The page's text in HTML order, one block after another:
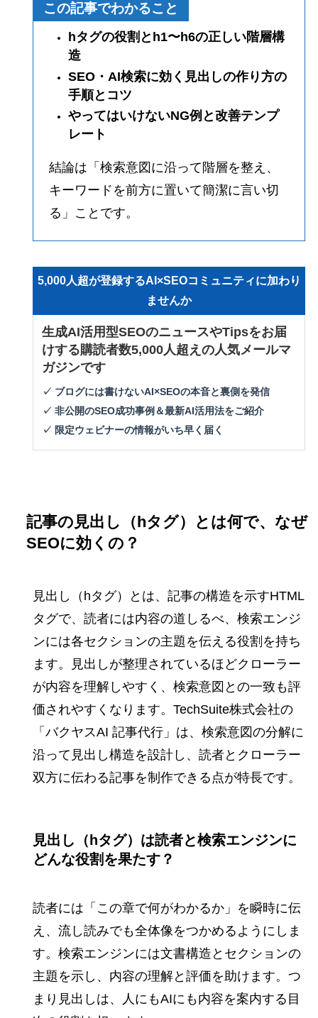
この記事でわかること
hタグの役割とh1〜h6の正しい階層構
造
SEO・AI検索に効く見出しの作り方の
手順とコツ
やってはいけないNG例と改善テンプ
レート
結論は「検索意図に沿って階層を整え、
キーワードを前方に置いて簡潔に言い切
る」ことです。
5,000人超が登録するAI×SEOコミュニティに加わり
ませんか
生成AI活用型SEOのニュースやTipsをお届
けする購読者数5,000人超えの人気メールマ
ガジンです
✓ ブログには書けないAI×SEOの本音と裏側を発信
✓ 非公開のSEO成功事例＆最新AI活用法をご紹介
✓ 限定ウェビナーの情報がいち早く届く
記事の見出し（hタグ）とは何で、なぜ
SEOに効くの？
見出し（hタグ）とは、記事の構造を示すHTML
タグで、読者には内容の道しるべ、検索エンジ
ンには各セクションの主題を伝える役割を持ち
ます。見出しが整理されているほどクローラー
が内容を理解しやすく、検索意図との一致も評
価されやすくなります。TechSuite株式会社の
「バクヤスAI 記事代行」は、検索意図の分解に
沿って見出し構造を設計し、読者とクローラー
双方に伝わる記事を制作できる点が特長です。
見出し（hタグ）は読者と検索エンジンに
どんな役割を果たす？
読者には「この章で何がわかるか」を瞬時に伝
え、流し読みでも全体像をつかめるようにしま
す。検索エンジンには文書構造とセクションの
主題を示し、内容の理解と評価を助けます。つ
まり見出しは、人にもAIにも内容を案内する目